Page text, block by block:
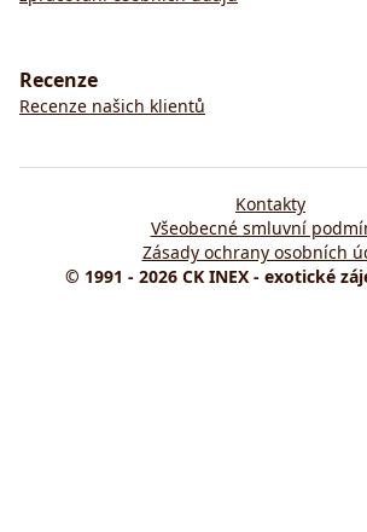
Recenze
Recenze našich klientů
© 1991 - 2026 CK INEX - exotické
Kontakty
Všeobecné smluvní
Zásady ochrany osobních